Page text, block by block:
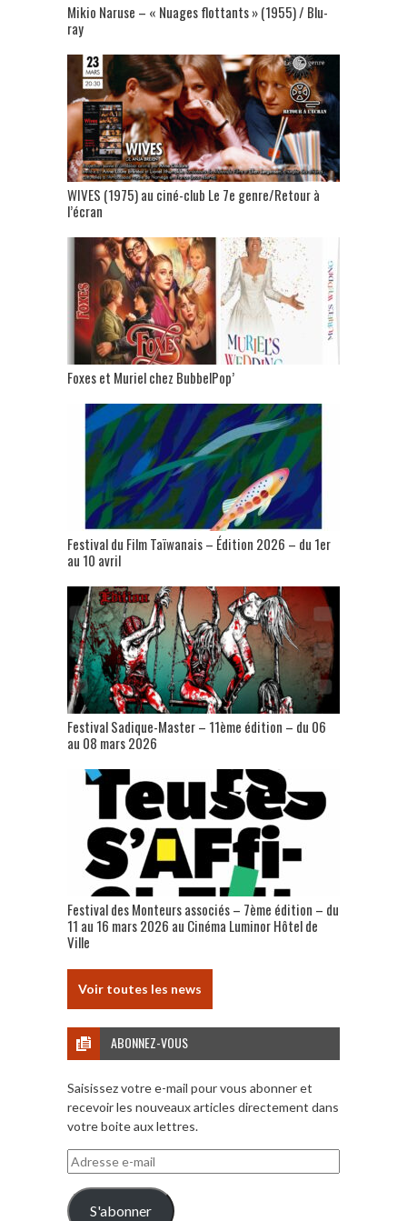
Mikio Naruse – « Nuages flottants » (1955) / Blu-
ray
WIVES (1975) au ciné-club Le 7e genre/Retour à
l’écran
Foxes et Muriel chez BubbelPop’
Festival du Film Taïwanais – Édition 2026 – du 1er
au 10 avril
Festival Sadique-Master – 11ème édition – du 06
au 08 mars 2026
Festival des Monteurs associés – 7ème édition – du
11 au 16 mars 2026 au Cinéma Luminor Hôtel de
Ville
Voir toutes les news
ABONNEZ-VOUS
Saisissez votre e-mail pour vous abonner et
recevoir les nouveaux articles directement dans
votre boite aux lettres.
Adresse
e-
mail
S'abonner